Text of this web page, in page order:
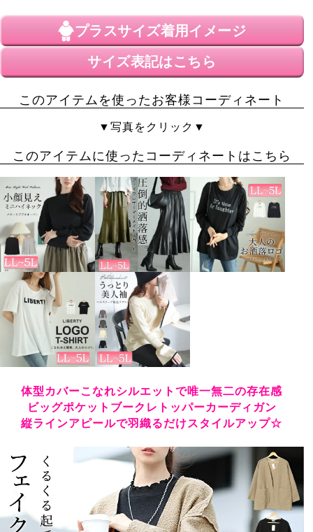
プラスサイズ着用イメージ
サイズ表記はこちら
このアイテムを使ったお客様コーディネート
▼写真をクリック▼
このアイテムに使ったコーディネートはこちら
体型カバーこなれシルエットで唯一無二の存在感
ビッグポケットブークレトッパーカーディガン
縦ラインアピールで羽織るだけスタイルアップ☆